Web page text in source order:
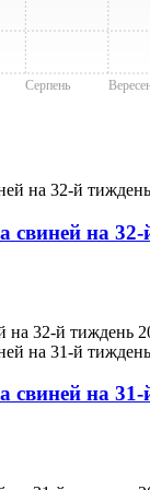
Серпень
свиней на
на 32-й тиждень
свиней на